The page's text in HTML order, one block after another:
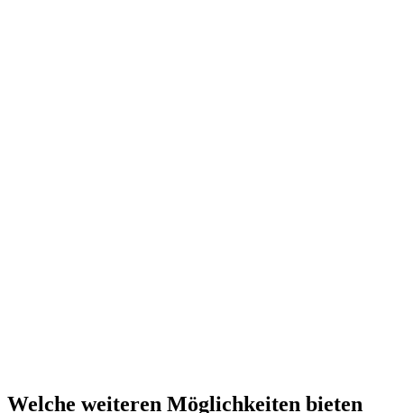
Welche weiteren Möglichkeiten bieten